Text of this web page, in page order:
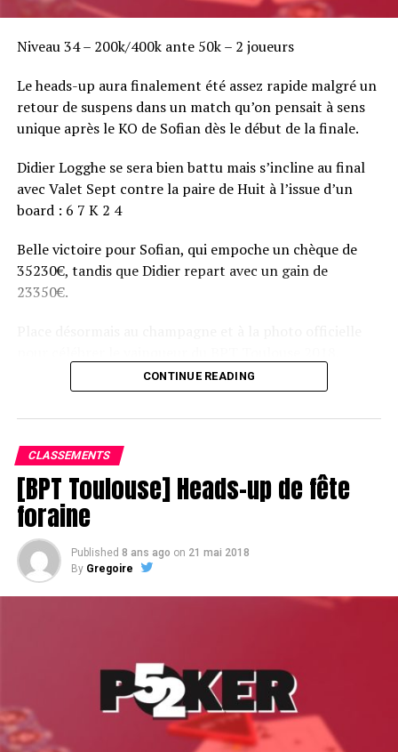
Niveau 34 – 200k/400k ante 50k – 2 joueurs
Le heads-up aura finalement été assez rapide malgré un
retour de suspens dans un match qu’on pensait à sens
unique après le KO de Sofian dès le début de la finale.
Didier Logghe se sera bien battu mais s’incline au final
avec Valet Sept contre la paire de Huit à l’issue d’un
board : 6 7 K 2 4
Belle victoire pour Sofian, qui empoche un chèque de
35230€, tandis que Didier repart avec un gain de
23350€.
CONTINUE READING
CLASSEMENTS
[BPT Toulouse] Heads-up de fête
foraine
Published 8 ans ago on 21 mai 2018
By Gregoire